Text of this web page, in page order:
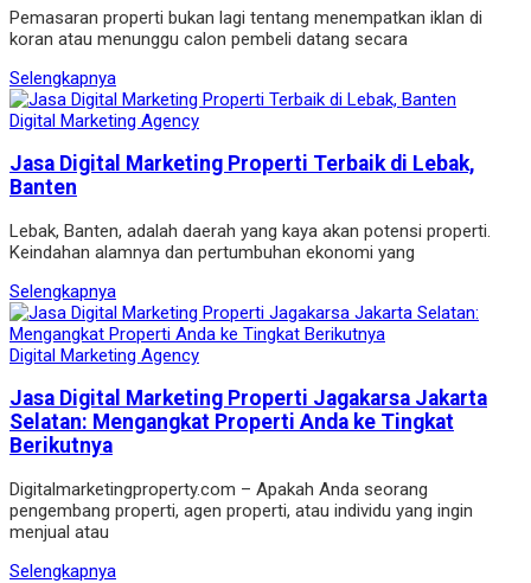
Pemasaran properti bukan lagi tentang menempatkan iklan di
koran atau menunggu calon pembeli datang secara
Selengkapnya
Digital Marketing Agency
Jasa Digital Marketing Properti Terbaik di Lebak,
Banten
Lebak, Banten, adalah daerah yang kaya akan potensi properti.
Keindahan alamnya dan pertumbuhan ekonomi yang
Selengkapnya
Digital Marketing Agency
Jasa Digital Marketing Properti Jagakarsa Jakarta
Selatan: Mengangkat Properti Anda ke Tingkat
Berikutnya
Digitalmarketingproperty.com – Apakah Anda seorang
pengembang properti, agen properti, atau individu yang ingin
menjual atau
Selengkapnya